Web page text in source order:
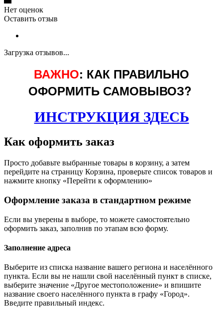
Нет оценок
Оставить отзыв
Загрузка отзывов...
ВАЖНО: КАК ПРАВИЛЬНО
ОФОРМИТЬ САМОВЫВОЗ?
ИНСТРУКЦИЯ ЗДЕСЬ
Как оформить заказ
Просто добавьте выбранные товары в корзину, а затем
перейдите на страницу Корзина, проверьте список товаров и
нажмите кнопку «Перейти к оформлению»
Оформление заказа в стандартном режиме
Если вы уверены в выборе, то можете самостоятельно
оформить заказ, заполнив по этапам всю форму.
Заполнение адреса
Выберите из списка название вашего региона и населённого
пункта. Если вы не нашли свой населённый пункт в списке,
выберите значение «Другое местоположение» и впишите
название своего населённого пункта в графу «Город».
Введите правильный индекс.